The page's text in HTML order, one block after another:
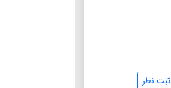
ثبت نظر